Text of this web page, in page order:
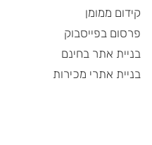
קידום ממומן
פרסום בפייסבוק
בניית אתר בחינם
בניית אתרי מכירות